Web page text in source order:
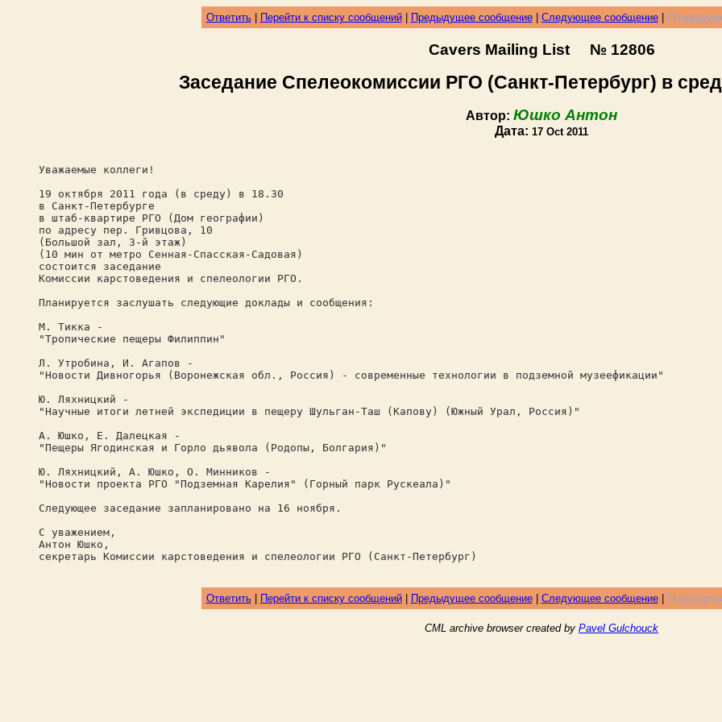
Ответить| Перейти к списку сообщений| Предыдущее сообщение| Следующее сообщение|
Cavers Mailing List № 12806
Заседание Спелеокомиссии РГО (Санкт-Петербург) в
Автор: Юшко Антон
Дата: 17 Oct 2011
Уважаемые коллеги!
19 октября 2011 года (в среду) в 18.30
в Санкт-Петербурге
в штаб-квартире РГО (Дом географии)
по адресу пер. Гривцова, 10
(Большой зал, 3-й этаж)
(10 мин от метро Сенная-Спасская-Садовая)
состоится заседание
Комиссии карстоведения и спелеологии РГО.
Планируется заслушать следующие доклады и сообщения:
М. Тикка -
"Тропические пещеры Филиппин"
Л. Утробина, И. Агапов -
"Новости Дивногорья (Воронежская обл., Россия) - современные технологии в подземной музеефикации"
Ю. Ляхницкий -
"Научные итоги летней экспедиции в пещеру Шульган-Таш (Капову) (Южный Урал, Россия)"
А. Юшко, Е. Далецкая -
"Пещеры Ягодинская и Горло дьявола (Родопы, Болгария)"
Ю. Ляхницкий, А. Юшко, О. Минников -
"Новости проекта РГО "Подземная Карелия" (Горный парк Рускеала)"
Следующее заседание запланировано на 16 ноября.
С уважением,
Антон Юшко,
секретарь Комиссии карстоведения и спелеологии РГО (Санкт-Петербург)
Ответить| Перейти к списку сообщений| Предыдущее сообщение| Следующее сообщение|
CML archive browser created by Pavel Gulchouck